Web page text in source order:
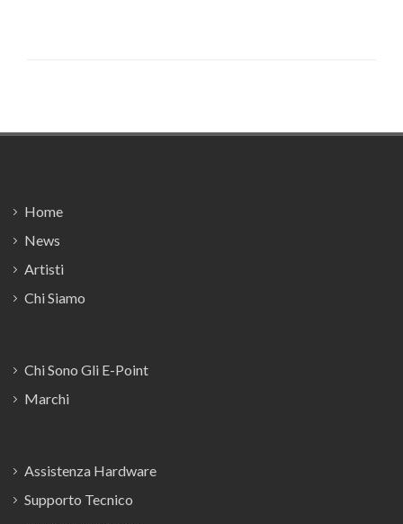
Home
News
Artisti
Chi Siamo
Chi Sono Gli E-Point
Marchi
Assistenza Hardware
Supporto Tecnico